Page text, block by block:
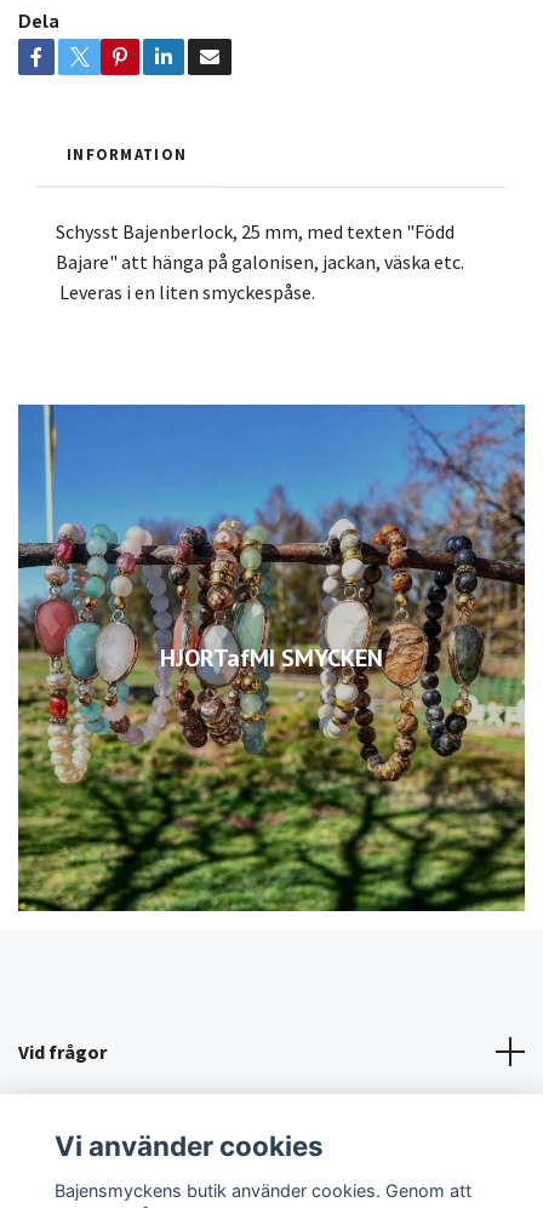
HJORTafMI SMYCKEN
Dela
INFORMATION
Schysst Bajenberlock, 25 mm, med texten "Född
Bajare" att hänga på galonisen, jackan, väska etc.
Leveras i en liten smyckespåse.
Vid frågor
Sociala medier
Vi använder cookies
Bajensmyckens butik använder cookies. Genom att